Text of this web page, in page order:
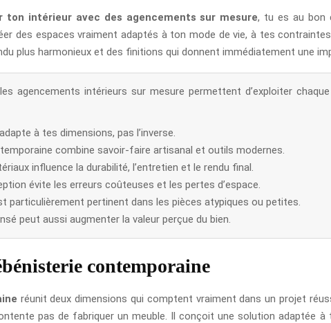
ton intérieur avec des agencements sur mesure, tu es au bon
des espaces vraiment adaptés à ton mode de vie, à tes
plus harmonieux et des finitions qui donnent immédiatement une
les agencements intérieurs sur mesure permettent d’exploiter
à tes dimensions, pas l’inverse.
combine savoir-faire artisanal et outils modernes.
influence la durabilité, l’entretien et le rendu final.
évite les erreurs coûteuses et les pertes d’espace.
particulièrement pertinent dans les pièces atypiques ou petites.
peut aussi augmenter la valeur perçue du bien.
contemporaine
réunit deux dimensions qui comptent vraiment dans un projet
pas de fabriquer un meuble. Il conçoit une solution adaptée